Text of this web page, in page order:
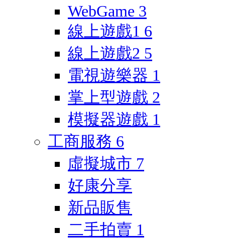
WebGame 3
線上遊戲1 6
線上遊戲2 5
電視遊樂器 1
掌上型遊戲 2
模擬器遊戲 1
工商服務 6
虛擬城市 7
好康分享
新品販售
二手拍賣 1